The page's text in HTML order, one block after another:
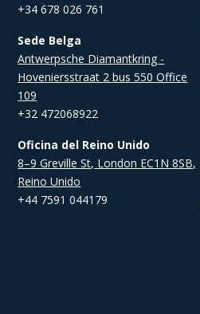
+34 678 026 761
Sede Belga
Antwerpsche Diamantkring -
Hoveniersstraat 2 bus 550 Office
109
+32 472068922
Oficina del Reino Unido
8–9 Greville St, London EC1N 8SB,
Reino Unido
+44 7591 044179